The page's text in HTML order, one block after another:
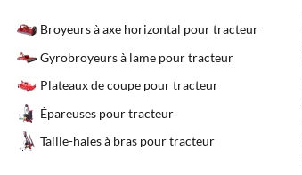
Broyeurs à axe horizontal pour tracteur
Gyrobroyeurs à lame pour tracteur
Plateaux de coupe pour tracteur
Épareuses pour tracteur
Taille-haies à bras pour tracteur